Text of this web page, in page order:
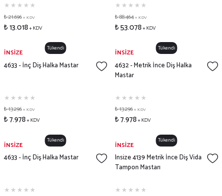
₺ 21.696+ KDV
₺ 13.018+ KDV
₺ 88.464+ KDV
₺ 53.078+ KDV
Tükendi
İNSİZE
4633 - İnç Diş Halka Mastar
₺ 13.296+ KDV
₺ 7.978+ KDV
Tükendi
İNSİZE
4632 - Metrik İnce Diş Halka
Mastar
₺ 13.296+ KDV
₺ 7.978+ KDV
Tükendi
İNSİZE
4633 - İnç Diş Halka Mastar
Tükendi
İNSİZE
Insize 4139 Metrik İnce Diş Vida
Tampon Mastarı